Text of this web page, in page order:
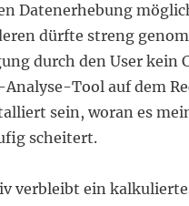
Datenerhebung
dürfte streng
durch den User kein
Tool auf dem
sein, woran es
scheitert.
verbleibt ein